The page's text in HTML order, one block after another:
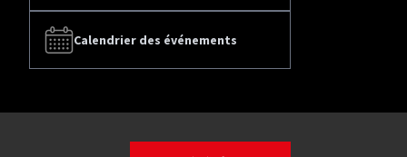
Calendrier des événements